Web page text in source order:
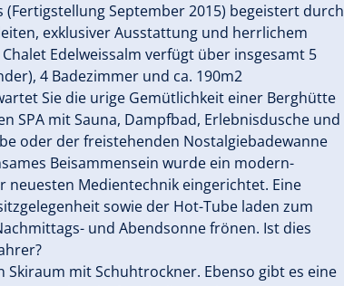
September 2015) begeistert durch
exklusiver Ausstattung und herrlichem
Edelweissalm verfügt über insgesamt 5
4 Badezimmer und ca. 190m2
Sie die urige Gemütlichkeit einer Berghütte
SPA mit Sauna, Dampfbad, Erlebnisdusche und
oder der freistehenden Nostalgiebadewanne
Beisammensein wurde ein modern-
Medientechnik eingerichtet. Eine
sowie der Hot-Tube laden zum
und Abendsonne frönen. Ist dies
mit Schuhtrockner. Ebenso gibt es eine